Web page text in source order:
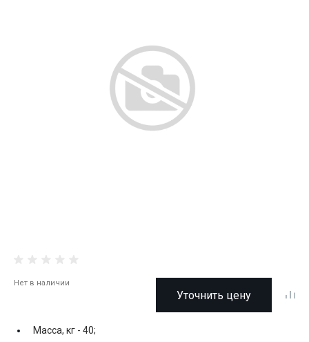
Нет в наличии
Уточнить цену
Масса, кг - 40;